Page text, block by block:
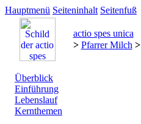
Hauptmenü Seiteninhalt Seitenfuß
actio spes unica
> Pfarrer Milch >
Überblick
Einführung
Lebenslauf
Kernthemen